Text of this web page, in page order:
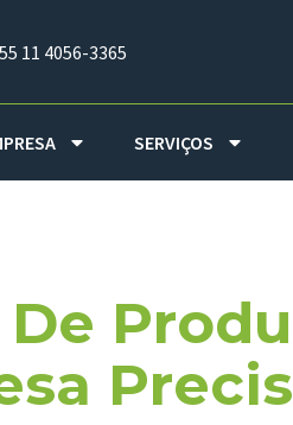
11 4056-3365
SERVIÇOS